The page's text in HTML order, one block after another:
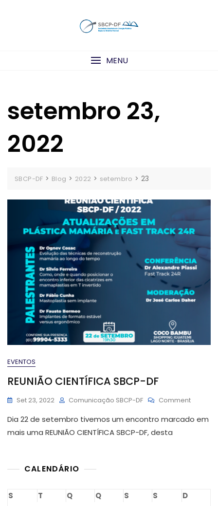
MENU
setembro 23,
2022
SBCP-DF > Blog > 2022 > setembro >23
EVENTOS
REUNIÃO CIENTÍFICA SBCP-DF
Set 23, 2022 Comunicação SBCP-DF CommentOn
Dia 22 de setembro tivemos um encontro marcado em
mais uma REUNIÃO CIENTÍFICA SBCP-DF, desta
CALENDÁRIO
S T Q Q S S D